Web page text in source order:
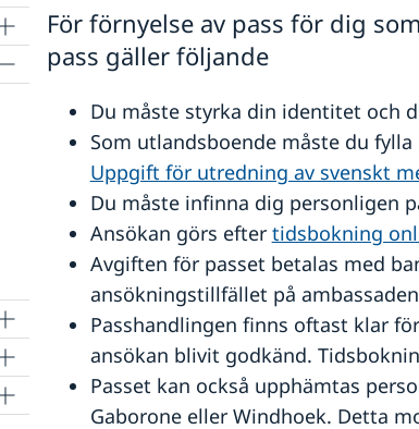
För förnyelse av pass för dig
pass gäller följande
Du måste styrka din identitet och
Som utlandsboende måste du
Uppgift för utredning av svenskt
Du måste infinna dig personligen
Ansökan görs efter tidsbokning
Avgiften för passet betalas med
ansökningstillfället på
Passhandlingen finns oftast klar
ansökan blivit godkänd.
Passet kan också upphämtas
Gaborone eller Windhoek. Detta